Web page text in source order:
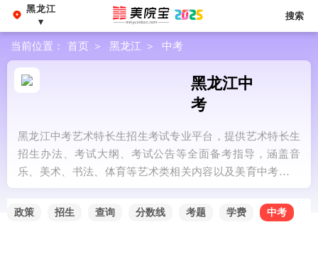
黑龙江
▾
搜索
当前位置： 首页 ＞ 黑龙江 ＞ 中考
黑龙江中
考
黑龙江中考艺术特长生招生考试专业平台，提供艺术特长生
招生办法、考试大纲、考试公告等全面备考指导，涵盖音
乐、美术、书法、体育等艺术类相关内容以及美育中考相关
政策 招生 查询 分数线 考题 学费 中考